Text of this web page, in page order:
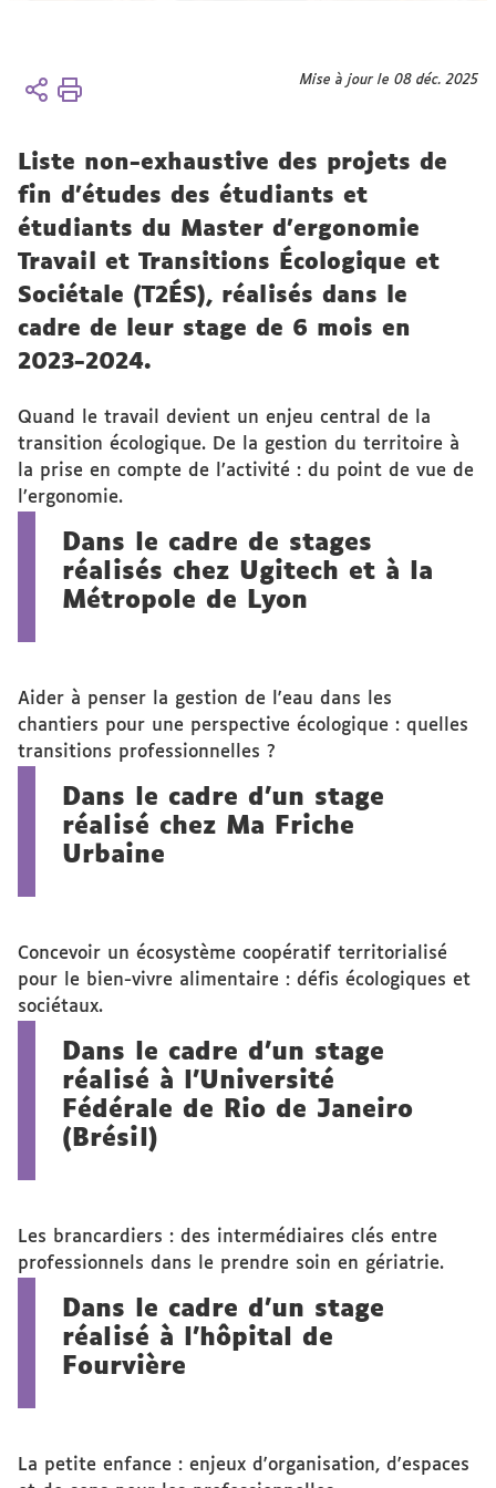
Vous
Accueil
Ergonomie
Mise à jour le 08 déc. 2025
Liste non-exhaustive des projets de
fin d'études des étudiants et
étudiants du Master d’ergonomie
Travail et Transitions Écologique et
Sociétale (T2ÉS), réalisés dans le
cadre de leur stage de 6 mois en
2023-2024.
Quand le travail devient un enjeu central de la
transition écologique. De la gestion du territoire à
la prise en compte de l’activité : du point de vue de
l’ergonomie.
Dans le cadre de stages
réalisés chez Ugitech et à la
Métropole de Lyon
Aider à penser la gestion de l'eau dans les
chantiers pour une perspective écologique : quelles
transitions professionnelles ?
Dans le cadre d'un stage
réalisé chez Ma Friche
Urbaine
Concevoir un écosystème coopératif territorialisé
pour le bien-vivre alimentaire : défis écologiques et
sociétaux.
Dans le cadre d'un stage
réalisé à l'Université
Fédérale de Rio de Janeiro
(Brésil)
Les brancardiers : des intermédiaires clés entre
professionnels dans le prendre soin en gériatrie.
Dans le cadre d'un stage
réalisé à l'hôpital de
Fourvière
La petite enfance : enjeux d'organisation, d'espaces